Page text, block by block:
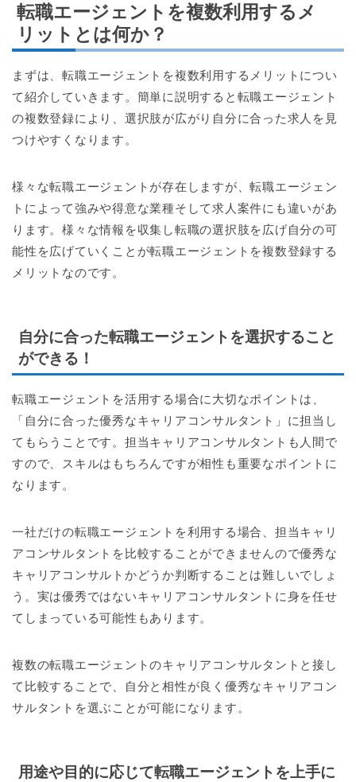
転職エージェントを複数利用するメ
リットとは何か？
まずは、転職エージェントを複数利用するメリットについ
て紹介していきます。簡単に説明すると転職エージェント
の複数登録により、選択肢が広がり自分に合った求人を見
つけやすくなります。
様々な転職エージェントが存在しますが、転職エージェン
トによって強みや得意な業種そして求人案件にも違いがあ
ります。様々な情報を収集し転職の選択肢を広げ自分の可
能性を広げていくことが転職エージェントを複数登録する
メリットなのです。
自分に合った転職エージェントを選択すること
ができる！
転職エージェントを活用する場合に大切なポイントは、
「自分に合った優秀なキャリアコンサルタント」に担当し
てもらうことです。担当キャリアコンサルタントも人間で
すので、スキルはもちろんですが相性も重要なポイントに
なります。
一社だけの転職エージェントを利用する場合、担当キャリ
アコンサルタントを比較することができませんので優秀な
キャリアコンサルトかどうか判断することは難しいでしょ
う。実は優秀ではないキャリアコンサルタントに身を任せ
てしまっている可能性もあります。
複数の転職エージェントのキャリアコンサルタントと接し
て比較することで、自分と相性が良く優秀なキャリアコン
サルタントを選ぶことが可能になります。
用途や目的に応じて転職エージェントを上手に